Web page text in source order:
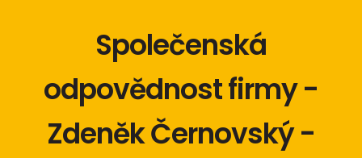
Společenská
odpovědnost firmy -
Zdeněk Černovský -